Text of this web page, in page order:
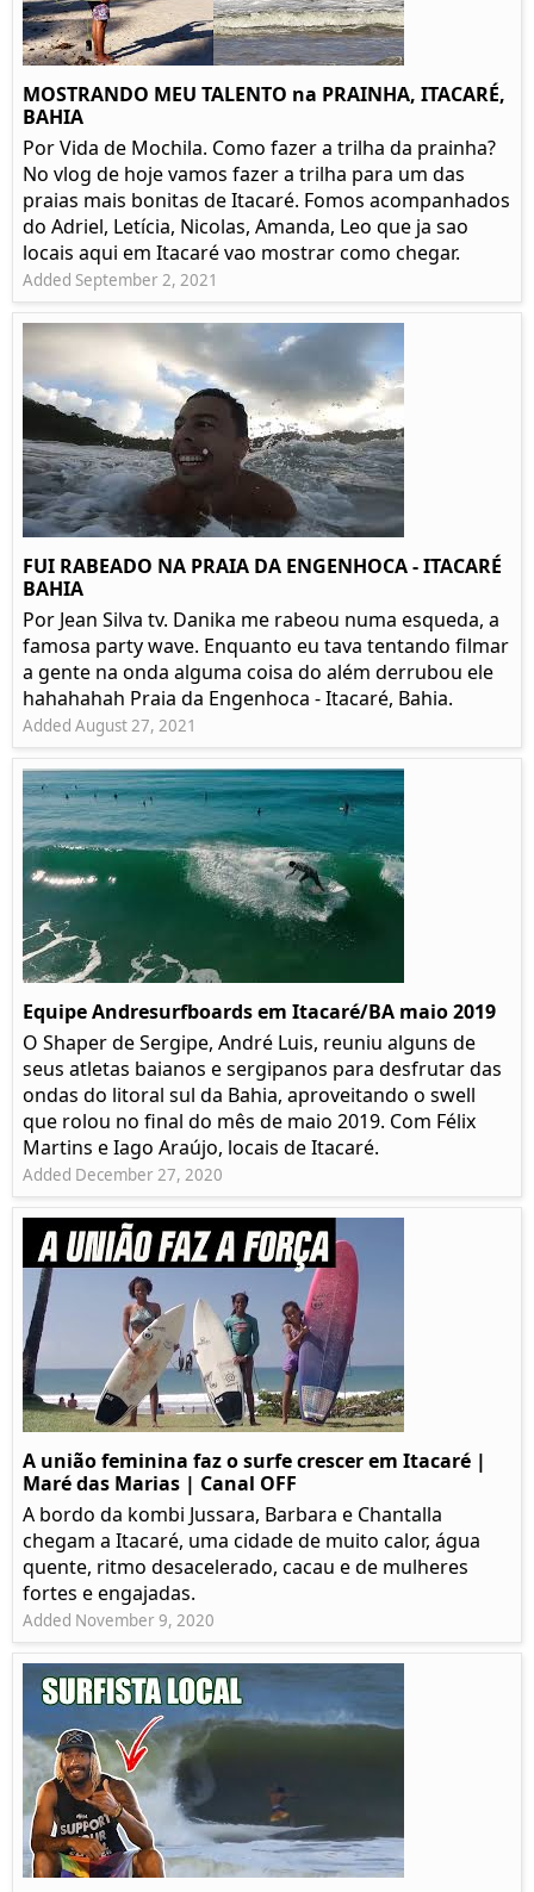
MOSTRANDO MEU TALENTO na PRAINHA, ITACARÉ,
BAHIA
Por Vida de Mochila. Como fazer a trilha da prainha?
No vlog de hoje vamos fazer a trilha para um das
praias mais bonitas de Itacaré. Fomos acompanhados
do Adriel, Letícia, Nicolas, Amanda, Leo que ja sao
locais aqui em Itacaré vao mostrar como chegar.
Added September 2, 2021
FUI RABEADO NA PRAIA DA ENGENHOCA - ITACARÉ
BAHIA
Por Jean Silva tv. Danika me rabeou numa esqueda, a
famosa party wave. Enquanto eu tava tentando filmar
a gente na onda alguma coisa do além derrubou ele
hahahahah Praia da Engenhoca - Itacaré, Bahia.
Added August 27, 2021
Equipe Andresurfboards em Itacaré/BA maio 2019
O Shaper de Sergipe, André Luis, reuniu alguns de
seus atletas baianos e sergipanos para desfrutar das
ondas do litoral sul da Bahia, aproveitando o swell
que rolou no final do mês de maio 2019. Com Félix
Martins e Iago Araújo, locais de Itacaré.
Added December 27, 2020
A união feminina faz o surfe crescer em Itacaré |
Maré das Marias | Canal OFF
A bordo da kombi Jussara, Barbara e Chantalla
chegam a Itacaré, uma cidade de muito calor, água
quente, ritmo desacelerado, cacau e de mulheres
fortes e engajadas.
Added November 9, 2020